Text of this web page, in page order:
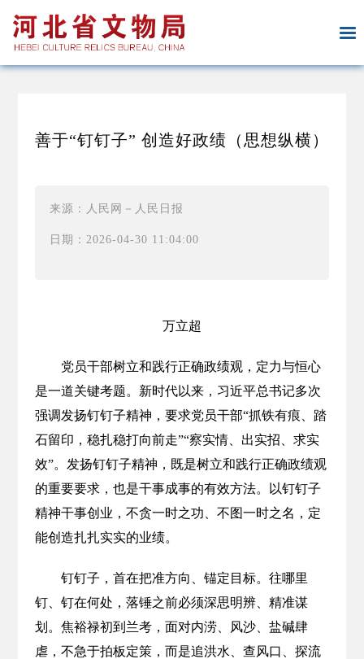
善于“钉钉子” 创造好政绩（思想纵横）
来源：人民网－人民日报
日期：2026-04-30 11:04:00
万立超
党员干部树立和践行正确政绩观，定力与恒心
是一道关键考题。新时代以来，习近平总书记多次
强调发扬钉钉子精神，要求党员干部“抓铁有痕、踏
石留印，稳扎稳打向前走”“察实情、出实招、求实
效”。发扬钉钉子精神，既是树立和践行正确政绩观
的重要要求，也是干事成事的有效方法。以钉钉子
精神干事创业，不贪一时之功、不图一时之名，定
能创造扎扎实实的业绩。
钉钉子，首在把准方向、锚定目标。往哪里
钉、钉在何处，落锤之前必须深思明辨、精准谋
划。焦裕禄初到兰考，面对内涝、风沙、盐碱肆
虐，不急于拍板定策，而是追洪水、查风口、探流